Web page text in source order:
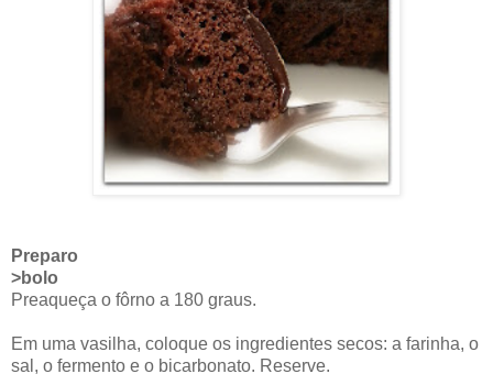
Preparo
>bolo
Preaqueça o fôrno a 180 graus.
Em uma vasilha, coloque os ingredientes secos: a farinha, o
sal, o fermento e o bicarbonato. Reserve.